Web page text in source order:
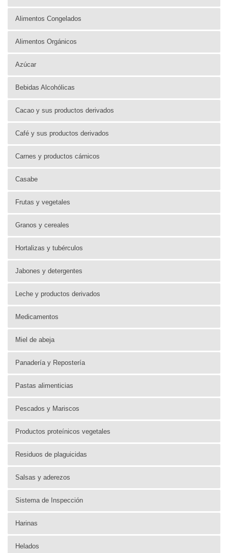
Alimentos Congelados
Alimentos Orgánicos
Azúcar
Bebidas Alcohólicas
Cacao y sus productos derivados
Café y sus productos derivados
Carnes y productos cárnicos
Casabe
Frutas y vegetales
Granos y cereales
Hortalizas y tubérculos
Jabones y detergentes
Leche y productos derivados
Medicamentos
Miel de abeja
Panadería y Repostería
Pastas alimenticias
Pescados y Mariscos
Productos proteínicos vegetales
Residuos de plaguicidas
Salsas y aderezos
Sistema de Inspección
Harinas
Helados